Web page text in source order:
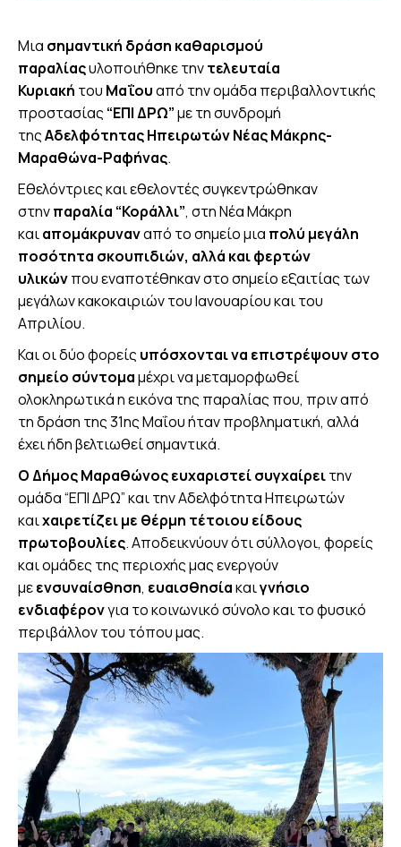
Μια σημαντική δράση καθαρισμού
παραλίαςυλοποιήθηκε τηντελευταία
Κυριακή του Μαΐουαπό την ομάδα περιβαλλοντικής
προστασίας “ΕΠΙ ΔΡΩ”με τη συνδρομή
τηςΑδελφότητας Ηπειρωτών Νέας Μάκρης-
Μαραθώνα-Ραφήνας.
Εθελόντριες και εθελοντές συγκεντρώθηκαν
στηνπαραλία “Κοράλλι”, στη Νέα Μάκρη
καιαπομάκρυναναπό το σημείο μια πολύ μεγάλη
ποσότητα σκουπιδιών, αλλά και φερτών
υλικώνπου εναποτέθηκαν στο σημείο εξαιτίας των
μεγάλων κακοκαιριών του Ιανουαρίου και του
Απριλίου.
Και οι δύο φορείς υπόσχονται να επιστρέψουν στο
σημείο σύντομαμέχρι να μεταμορφωθεί
ολοκληρωτικά η εικόνα της παραλίας που, πριν από
τη δράση της 31ης Μαΐου ήταν προβληματική, αλλά
έχει ήδη βελτιωθεί σημαντικά.
Ο Δήμος Μαραθώνος ευχαριστεί συγχαίρειτην
ομάδα “ΕΠΙ ΔΡΩ” και την Αδελφότητα Ηπειρωτών
καιχαιρετίζει με θέρμη τέτοιου είδους
πρωτοβουλίες. Αποδεικνύουν ότι σύλλογοι, φορείς
και ομάδες της περιοχής μας ενεργούν
μεενσυναίσθηση, ευαισθησίακαιγνήσιο
ενδιαφέρονγια το κοινωνικό σύνολο και το φυσικό
περιβάλλον του τόπου μας.